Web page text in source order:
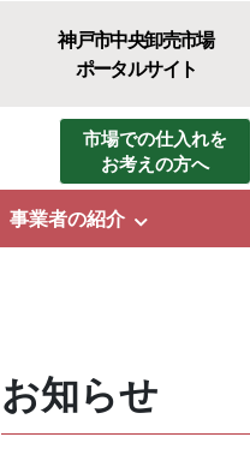
神戸市中央卸売市場
ポータルサイト
市場での仕入れを
お考えの方へ
事業者の紹介
お知らせ